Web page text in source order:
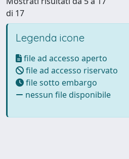
di 17
Legenda icone
file ad accesso aperto
file ad accesso riservato
file sotto embargo
nessun file disponibile